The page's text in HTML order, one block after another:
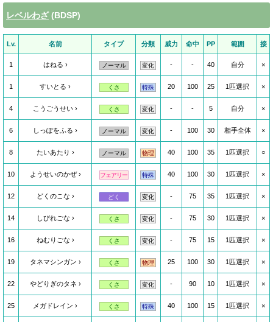
レベルわざ(BDSP)
Lv. 名前 タイプ 分類 威力 命中 PP 範囲 接
1 はねる ノーマル 変化 - - 40 自分 ×
1 すいとる くさ 特殊 20 100 25 1匹選択 ×
4 こうごうせい くさ 変化 - - 5 自分 ×
6 しっぽをふる ノーマル 変化 - 100 30 相手全体 ×
8 たいあたり ノーマル 物理 40 100 35 1匹選択 ○
10 ようせいのかぜ フェアリー 特殊 40 100 30 1匹選択 ×
12 どくのこな どく 変化 - 75 35 1匹選択 ×
14 しびれごな くさ 変化 - 75 30 1匹選択 ×
16 ねむりごな くさ 変化 - 75 15 1匹選択 ×
19 タネマシンガン くさ 物理 25 100 30 1匹選択 ×
22 やどりぎのタネ くさ 変化 - 90 10 1匹選択 ×
25 メガドレイン くさ 特殊 40 100 15 1匹選択 ×